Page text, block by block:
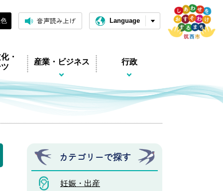
音声読み上げ Language
・
産業・ビジネス 行政
カテゴリーで探す
妊娠・出産